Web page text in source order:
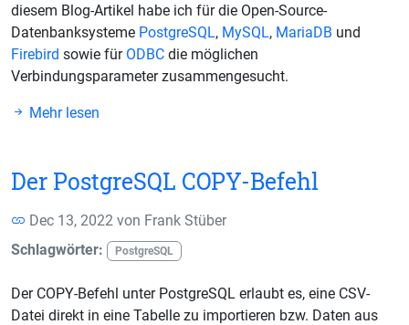
diesem Blog-Artikel habe ich für die Open-Source-
Datenbanksysteme PostgreSQL, MySQL, MariaDB und
Firebird sowie für ODBC die möglichen
Verbindungsparameter zusammengesucht.
Mehr lesen
Der PostgreSQL COPY-Befehl
Dec 13, 2022 von Frank Stüber
Schlagwörter:
PostgreSQL
Der COPY-Befehl unter PostgreSQL erlaubt es, eine CSV-
Datei direkt in eine Tabelle zu importieren bzw. Daten aus